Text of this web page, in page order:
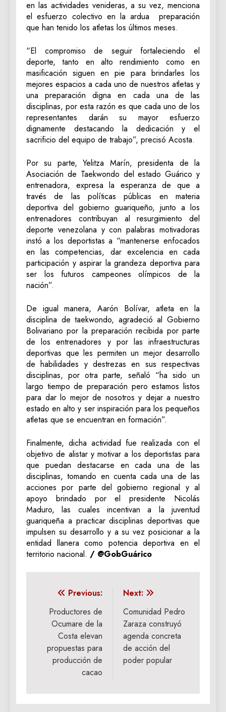
en las actividades venideras, a su vez, menciona
el esfuerzo colectivo en la ardua preparación
que han tenido los atletas los últimos meses.
“El compromiso de seguir fortaleciendo el
deporte, tanto en alto rendimiento como en
masificación siguen en pie para brindarles los
mejores espacios a cada uno de nuestros atletas y
una preparación digna en cada una de las
disciplinas, por esta razón es que cada uno de los
representantes darán su mayor esfuerzo
dignamente destacando la dedicación y el
sacrificio del equipo de trabajo”, precisó Acosta.
Por su parte, Yelitza Marín, presidenta de la
Asociación de Taekwondo del estado Guárico y
entrenadora, expresa la esperanza de que a
través de las políticas públicas en materia
deportiva del gobierno guariqueño, junto a los
entrenadores contribuyan al resurgimiento del
deporte venezolana y con palabras motivadoras
instó a los deportistas a “mantenerse enfocados
en las competencias, dar excelencia en cada
participación y aspirar la grandeza deportiva para
ser los futuros campeones olímpicos de la
nación”.
De igual manera, Aarón Bolívar, atleta en la
disciplina de taekwondo, agradeció al Gobierno
Bolivariano por la preparación recibida por parte
de los entrenadores y por las infraestructuras
deportivas que les permiten un mejor desarrollo
de habilidades y destrezas en sus respectivas
disciplinas, por otra parte, señaló “ha sido un
largo tiempo de preparación pero estamos listos
para dar lo mejor de nosotros y dejar a nuestro
estado en alto y ser inspiración para los pequeños
atletas que se encuentran en formación”.
Finalmente, dicha actividad fue realizada con el
objetivo de alistar y motivar a los deportistas para
que puedan destacarse en cada una de las
disciplinas, tomando en cuenta cada una de las
acciones por parte del gobierno regional y al
apoyo brindado por el presidente Nicolás
Maduro, las cuales incentivan a la juventud
guariqueña a practicar disciplinas deportivas que
impulsen su desarrollo y a su vez posicionar a la
entidad llanera como potencia deportiva en el
territorio nacional. / @GobGuárico
Navegación
de
entradas
Previous:
Productores de
Ocumare de la
Costa elevan
propuestas para
producción de
cacao
Next:
Comunidad Pedro
Zaraza construyó
agenda concreta
de acción del
poder popular